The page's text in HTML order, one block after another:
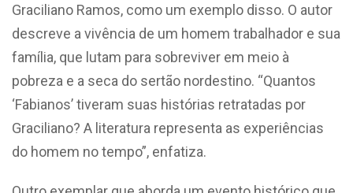
Graciliano Ramos, como um exemplo disso. O autor
descreve a vivência de um homem trabalhador e sua
família, que lutam para sobreviver em meio à
pobreza e a seca do sertão nordestino. “Quantos
‘Fabianos’ tiveram suas histórias retratadas por
Graciliano? A literatura representa as experiências
do homem no tempo”, enfatiza.